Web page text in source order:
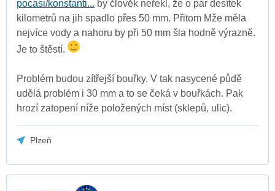
pocasi/konstanti... by člověk neřekl, že o pár desítek
kilometrů na jih spadlo přes 50 mm. Přitom Mže měla
nejvíce vody a nahoru by při 50 mm šla hodně výrazně.
Je to štěstí.
Problém budou zítřejší bouřky. V tak nasycené půdě
udělá problém i 30 mm a to se čeká v bouřkách. Pak
hrozí zatopení níže položených míst (sklepů, ulic).
Plzeň